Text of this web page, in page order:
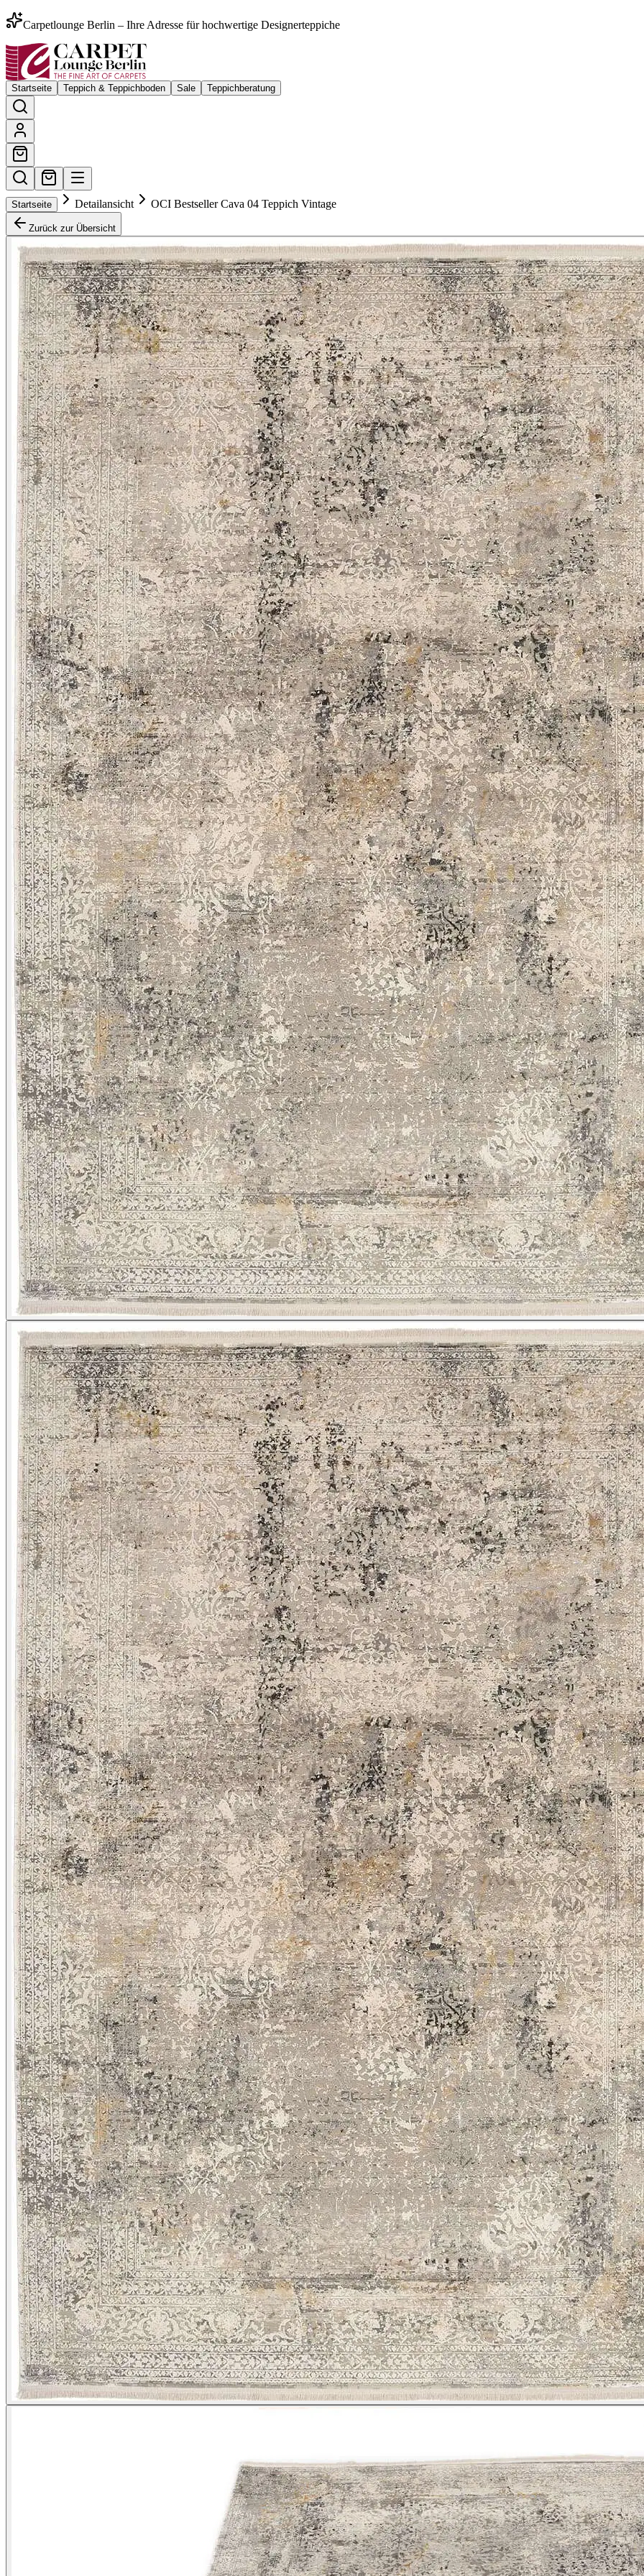
Carpetlounge Berlin – Ihre Adresse für hochwertige Designerteppiche
Startseite Teppich & Teppichboden Sale Teppichberatung
Startseite Detailansicht OCI Bestseller Cava 04 Teppich Vintage
Zurück zur Übersicht